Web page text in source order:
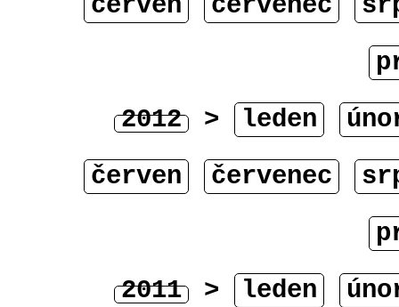
2012 > leden
červen
červenec
2011 > leden